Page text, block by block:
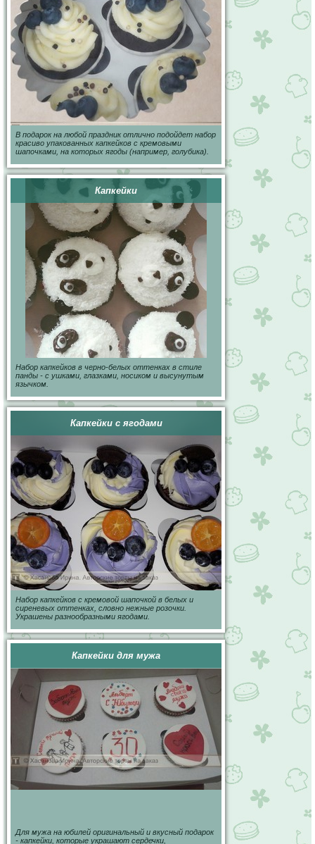
В подарок на любой праздник отлично подойдет набор
красиво упакованных капкейков с кремовыми
шапочками, на которых ягоды (например, голубика).
Капкейки
Набор капкейков в черно-белых оттенках в стиле
панды - с ушками, глазками, носиком и высунутым
язычком.
Капкейки с ягодами
Набор капкейков с кремовой шапочкой в белых и
сиреневых оттенках, словно нежные розочки.
Украшены разнообразными ягодами.
Капкейки для мужа
Для мужа на юбилей оригинальный и вкусный подарок
- капкейки, которые украшают сердечки,